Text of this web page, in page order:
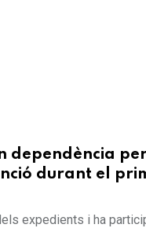
dependència
durant el
expedients i ha